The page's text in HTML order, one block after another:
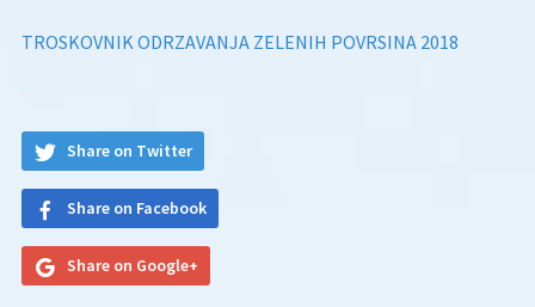
TROSKOVNIK ODRZAVANJA ZELENIH POVRSINA 2018
Share on Twitter
Share on Facebook
Share on Google+